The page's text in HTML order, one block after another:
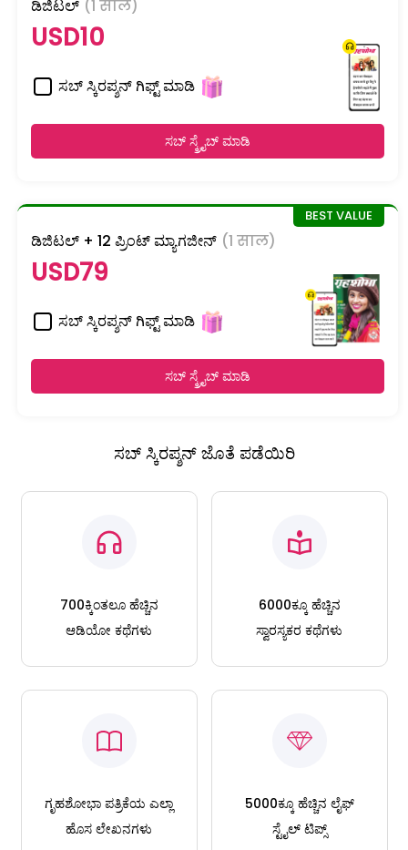
ಡಿಜಿಟಲ್ (1 साल)
USD10
ಸಬ್ ಸ್ಕಿರಪ್ಶನ್ ಗಿಫ್ಟ್ ಮಾಡಿ
ಸಬ್ ಸ್ಕ್ರೈಬ್ ಮಾಡಿ
ಡಿಜಿಟಲ್ + 12 ಪ್ರಿಂಟ್ ಮ್ಯಾಗಜೀನ್ (1 साल)
USD79
ಸಬ್ ಸ್ಕಿರಪ್ಶನ್ ಗಿಫ್ಟ್ ಮಾಡಿ
ಸಬ್ ಸ್ಕ್ರೈಬ್ ಮಾಡಿ
ಸಬ್ ಸ್ಕಿರಪ್ಶನ್ ಜೊತೆ ಪಡೆಯಿರಿ
700ಕ್ಕಿಂತಲೂ ಹೆಚ್ಚಿನ
ಆಡಿಯೋ ಕಥೆಗಳು
6000ಕ್ಕೂ ಹೆಚ್ಚಿನ
ಸ್ವಾರಸ್ಯಕರ ಕಥೆಗಳು
ಗೃಹಶೋಭಾ ಪತ್ರಿಕೆಯ ಎಲ್ಲಾ
ಹೊಸ ಲೇಖನಗಳು
5000ಕ್ಕೂ ಹೆಚ್ಚಿನ ಲೈಫ್
ಸ್ಟೈಲ್ ಟಿಪ್ಸ್